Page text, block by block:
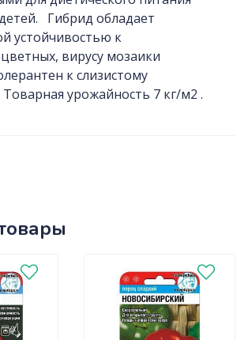
Гибрид обладает
устойчивостью к
вирусу мозаики
к слизистому
Товарная урожайность 7 кг/м2 .